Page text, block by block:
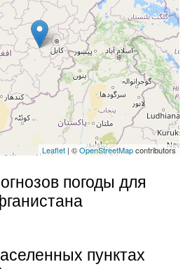
Leaflet | ©OpenStreetMapcontributors
погоды для
пунктах